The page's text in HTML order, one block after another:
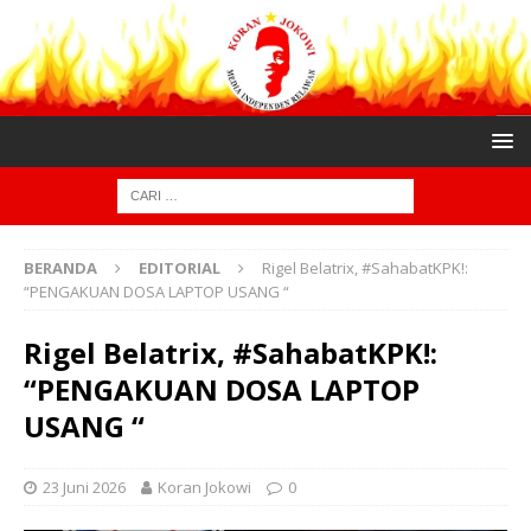
BERANDA EDITORIAL
Rigel Belatrix, #SahabatKPK!:
“PENGAKUAN DOSA LAPTOP USANG “
Rigel Belatrix, #SahabatKPK!:
“PENGAKUAN DOSA LAPTOP
USANG “
23 Juni 2026 Koran Jokowi 0